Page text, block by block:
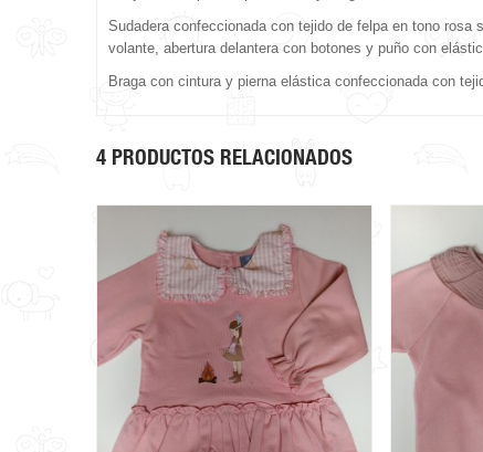
Sudadera confeccionada con tejido de felpa en tono
volante, abertura delantera con botones y puño con
Braga con cintura y pierna elástica confeccionada con
4 PRODUCTOS RELACIONADOS